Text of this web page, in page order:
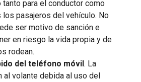
para el conductor como
los pasajeros del vehículo. No
ser motivo de sanción e
en riesgo la vida propia y de
rodean.
del teléfono móvil. La
al volante debida al uso del